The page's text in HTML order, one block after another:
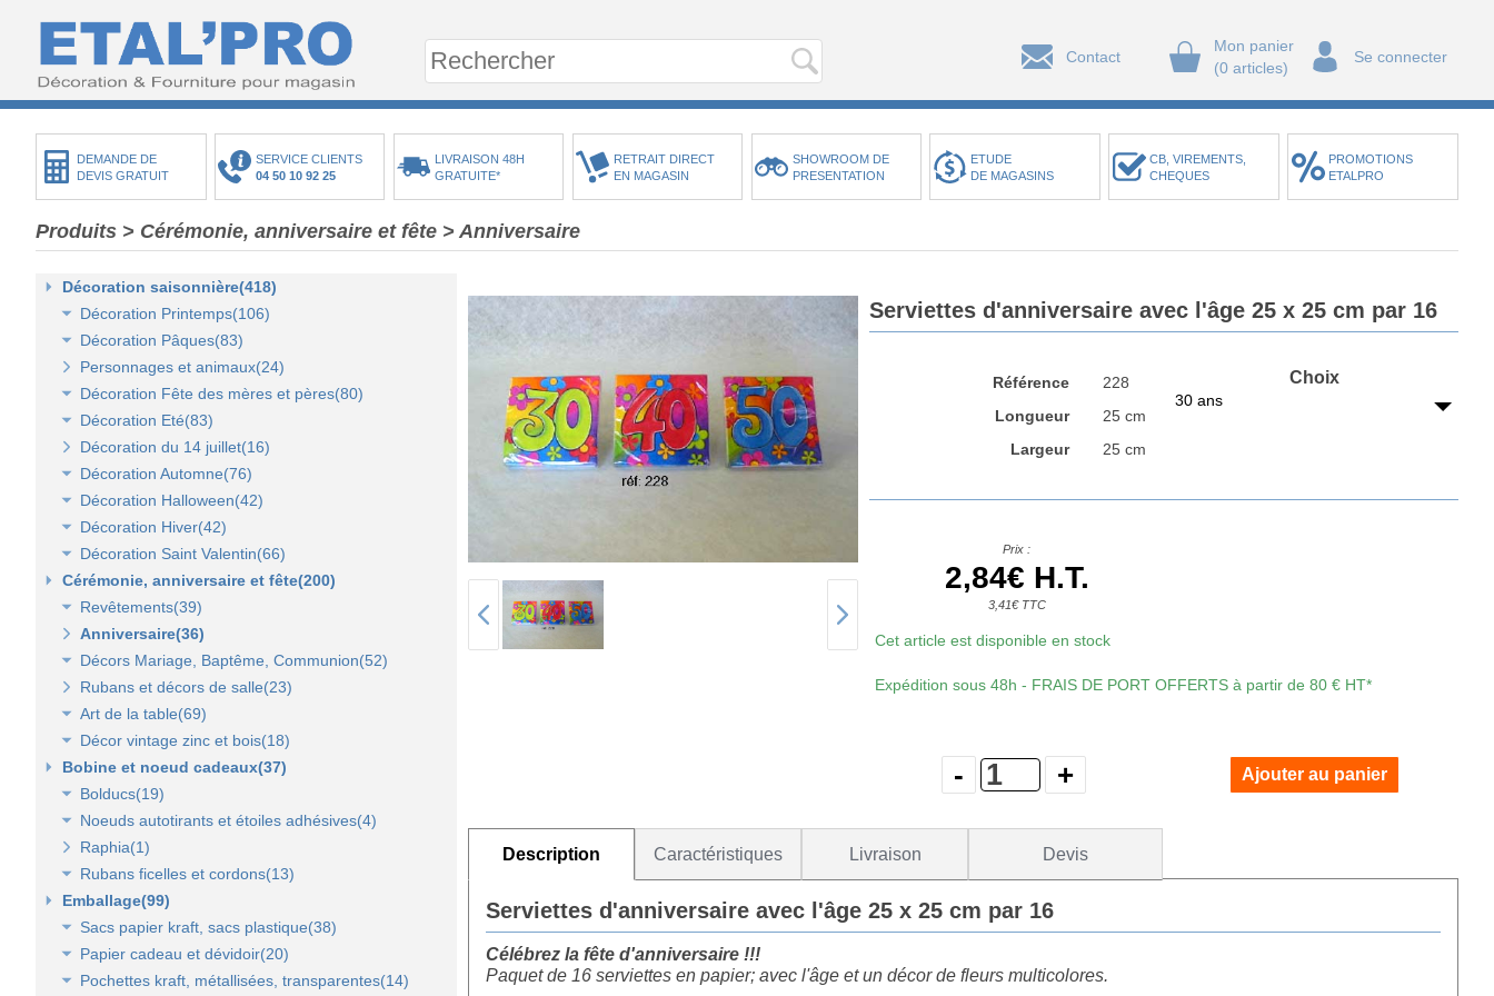
Contact
Mon panier
(0 articles)
Se connecter
DEMANDE DE
DEVIS GRATUIT
SERVICE CLIENTS
04 50 10 92 25
LIVRAISON 48H
GRATUITE*
RETRAIT DIRECT
EN MAGASIN
SHOWROOM DE
PRESENTATION
ETUDE
DE MAGASINS
CB, VIREMENTS,
CHEQUES
PROMOTIONS
ETALPRO
Produits > Cérémonie, anniversaire et fête > Anniversaire
Décoration saisonnière(418)
Décoration Printemps(106)
Décoration vitrine de printemps(18)
Arbres et plantes printemps-été(20)
Bouquets fleurs et fruits(43)
Mini-maisons et jardins(19)
Pelouses mousses et végétaux(18)
Décoration Pâques(83)
Décoration vitrine de Pâques(14)
Décors de Pâques : les animaux(13)
Décors Pâques : Les Oeufs de Pâques(12)
Décor naturel et floral de Pâques(41)
Décoration de table de Pâques(15)
Personnages et animaux(24)
Décoration Fête des mères et pères(80)
Décor vitrine de fête des mères et pères(21)
Décors Fête des mères et pères(63)
Décoration Eté(83)
Décoration vitrine d'été(23)
Décors mer et plage(26)
Lanterne, lampion, déco de table et terrasse(37)
Eclairage électrique d'été(9)
Décoration du 14 juillet(16)
Décoration Automne(76)
Décoration vitrine d'automne(17)
Décors automne(62)
Décoration Halloween(42)
Décor vitrine d'halloween(8)
Décor halloween(36)
Décoration Hiver(42)
Décoration vitrine d'hiver(7)
Décors d'hiver(35)
Décoration Saint Valentin(66)
Décoration vitrine de Saint Valentin(15)
Décors Saint Valentin(56)
Cérémonie, anniversaire et fête(200)
Revêtements(39)
Non tissé(19)
Pelouses et revêtements nature(6)
Tissus(13)
Anniversaire(36)
Décors Mariage, Baptême, Communion(52)
Accessoires de cérémonie(14)
Sacs dragées, photophores et chandeliers(10)
Tulles et noeuds de mariage(16)
Rubans et décors de salle(23)
Art de la table(69)
Fleurs et déco de table(37)
Nappes et chemins de table(15)
Serviettes et vaisselle jetables(17)
Décor vintage zinc et bois(18)
Accessoires zinc, bois et métal(16)
Mobilier déco(4)
Bobine et noeud cadeaux(37)
Bolducs(19)
Bolducs 7 et 10 mm(7)
Rubans 19 et 25 mm(7)
Rubans 50 et 100 mm(5)
Noeuds autotirants et étoiles adhésives(4)
Noeuds autocollants et étoiles adhésives(3)
Raphia(1)
Rubans ficelles et cordons(13)
Ficelles et cordons(4)
Rubans tissu, jute et sisal(6)
Rubans tulle(3)
Emballage(99)
Sacs papier kraft, sacs plastique(38)
Sacs kraft poignées plates(7)
Sacs kraft poignées torsadées(5)
Papier cadeau et dévidoir(20)
Papier cadeaux fantaisie(3)
Pochettes kraft, métallisées, transparentes(14)
Serviettes d'anniversaire avec l'âge 25 x 25 cm par 16
Référence
228
Longueur
25 cm
Largeur
25 cm
Choix
30 ans
Prix :
2,84€ H.T.
3,41€ TTC
Cet article est disponible en stock
Expédition sous 48h - FRAIS DE PORT OFFERTS à partir de 80 € HT*
Description
Serviettes d'anniversaire avec l'âge 25 x 25 cm par 16
Célébrez la fête d'anniversaire !!!
Paquet de 16 serviettes en papier; avec l'âge et un décor de fleurs multicolores.
Caractéristiques Livraison Devis